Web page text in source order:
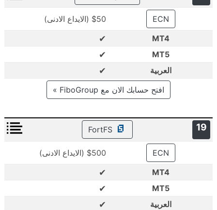
ECN
$50 (الايداع الادنى)
MT4
✔
MT5
✔
العربية ✔
افتح حسابك الان مع FiboGroup »
19
FortFS
ECN
$500 (الايداع الادنى)
MT4
✔
MT5
✔
العربية ✔